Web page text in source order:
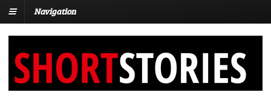
Navigation